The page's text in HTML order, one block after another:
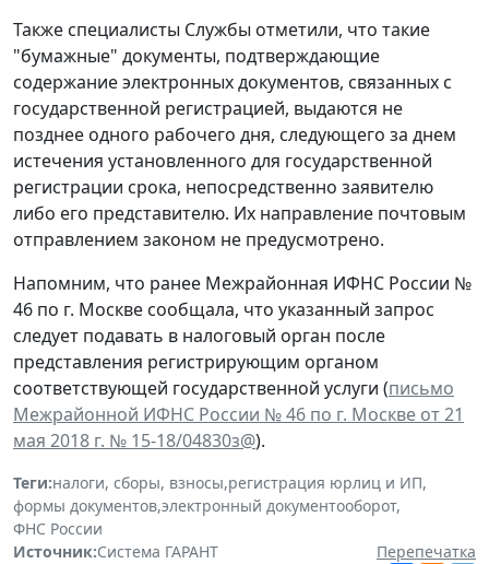
Также специалисты Службы отметили, что такие
"бумажные" документы, подтверждающие
содержание электронных документов, связанных с
государственной регистрацией, выдаются не
позднее одного рабочего дня, следующего за днем
истечения установленного для государственной
регистрации срока, непосредственно заявителю
либо его представителю. Их направление почтовым
отправлением законом не предусмотрено.
Напомним, что ранее Межрайонная ИФНС России №
46 по г. Москве сообщала, что указанный запрос
следует подавать в налоговый орган после
представления регистрирующим органом
соответствующей государственной услуги (письмо
Межрайонной ИФНС России № 46 по г. Москве от 21
мая 2018 г. № 15-18/04830з@).
Теги:налоги, сборы, взносы,регистрация юрлиц и ИП,
формы документов,электронный документооборот,
ФНС России
Источник:Система ГАРАНТ
Перепечатка